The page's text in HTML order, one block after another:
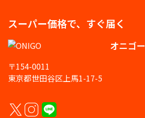
スーパー価格で、すぐ届く
オニゴー
〒154-0011
東京都世田谷区上馬1-17-5